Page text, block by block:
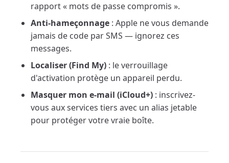
rapport « mots de passe compromis ».
Anti-hameçonnage : Apple ne vous demande
jamais de code par SMS — ignorez ces
messages.
Localiser (Find My) : le verrouillage
d'activation protège un appareil perdu.
Masquer mon e-mail (iCloud+) : inscrivez-
vous aux services tiers avec un alias jetable
pour protéger votre vraie boîte.